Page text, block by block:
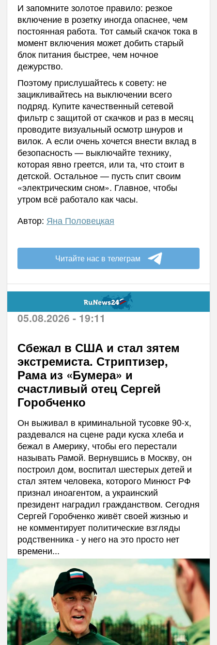
И запомните золотое правило: резкое
включение в розетку иногда опаснее, чем
постоянная работа. Тот самый скачок тока в
момент включения может добить старый
блок питания быстрее, чем ночное
дежурство.
Поэтому прислушайтесь к совету: не
зацикливайтесь на выключении всего
подряд. Купите качественный сетевой
фильтр с защитой от скачков и раз в месяц
проводите визуальный осмотр шнуров и
вилок. А если очень хочется внести вклад в
безопасность — выключайте технику,
которая явно греется, или та, что стоит в
детской. Остальное — пусть спит своим
«электрическим сном». Главное, чтобы
утром всё работало как часы.
Автор: Яна Половецкая
Читайте нас в телеграм
05.08.2026 - 19:11
Сбежал в США и стал зятем
экстремиста. Стриптизер,
Рама из «Бумера» и
счастливый отец Сергей
Горобченко
Он выживал в криминальной тусовке 90-х,
раздевался на сцене ради куска хлеба и
бежал в Америку, чтобы его перестали
называть Рамой. Вернувшись в Москву, он
построил дом, воспитал шестерых детей и
стал зятем человека, которого Минюст РФ
признал иноагентом, а украинский
президент наградил гражданством. Сегодня
Сергей Горобченко живёт своей жизнью и
не комментирует политические взгляды
родственника - у него на это просто нет
времени...